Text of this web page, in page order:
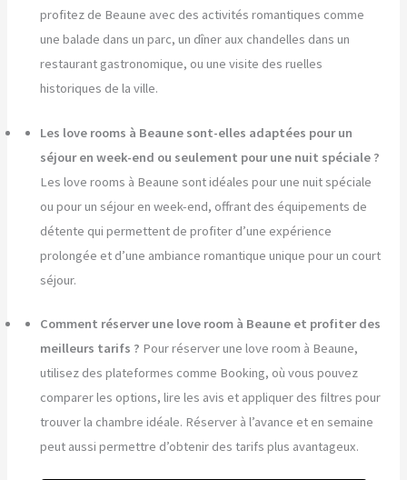
profitez de Beaune avec des activités romantiques comme
une balade dans un parc, un dîner aux chandelles dans un
restaurant gastronomique, ou une visite des ruelles
historiques de la ville.
Les love rooms à Beaune sont-elles adaptées pour un
séjour en week-end ou seulement pour une nuit spéciale ?
Les love rooms à Beaune sont idéales pour une nuit spéciale
ou pour un séjour en week-end, offrant des équipements de
détente qui permettent de profiter d’une expérience
prolongée et d’une ambiance romantique unique pour un court
séjour.
Comment réserver une love room à Beaune et profiter des
meilleurs tarifs ? Pour réserver une love room à Beaune,
utilisez des plateformes comme Booking, où vous pouvez
comparer les options, lire les avis et appliquer des filtres pour
trouver la chambre idéale. Réserver à l’avance et en semaine
peut aussi permettre d’obtenir des tarifs plus avantageux.